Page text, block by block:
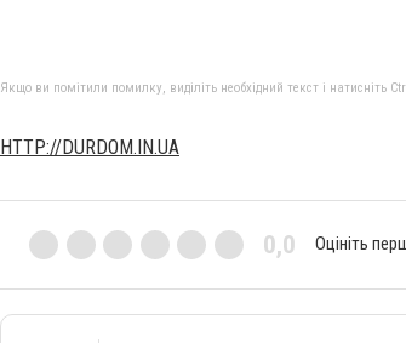
Якщо ви помітили помилку, виділіть необхідний текст і натисніть
HTTP://DURDOM.IN.UA
0,0 Оцініть